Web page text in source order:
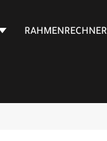
RAHMENRECHNER